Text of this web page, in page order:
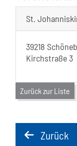
St.
39218
Kirchstraße 3
Zurück zur Liste
backZurück